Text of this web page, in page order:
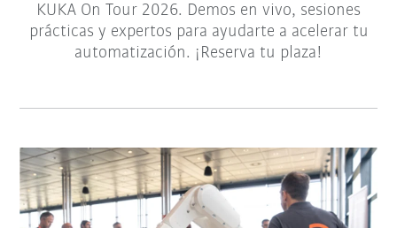
KUKA On Tour 2026. Demos en vivo, sesiones
prácticas y expertos para ayudarte a acelerar tu
automatización. ¡Reserva tu plaza!